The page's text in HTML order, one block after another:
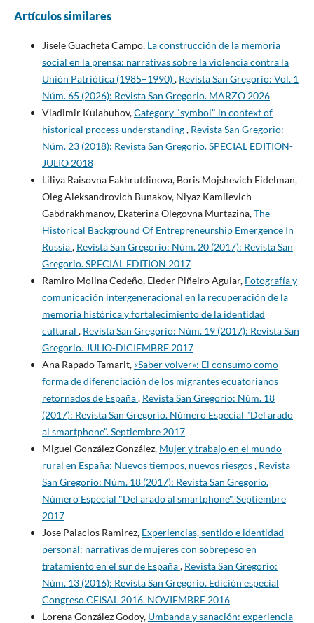
Artículos similares
Jisele Guacheta Campo, La construcción de la memoria
social en la prensa: narrativas sobre la violencia contra la
Unión Patriótica (1985–1990), Revista San Gregorio: Vol. 1
Núm. 65 (2026): Revista San Gregorio. MARZO 2026
Vladimir Kulabuhov,Сategory "symbol" in context of
historical process understanding, Revista San Gregorio:
Núm. 23 (2018): Revista San Gregorio. SPECIAL EDITION-
JULIO 2018
Liliya Raisovna Fakhrutdinova, Boris Mojshevich Eidelman,
Oleg Aleksandrovich Bunakov, Niyaz Kamilevich
Gabdrakhmanov, Ekaterina Olegovna Murtazina,The
Historical Background Of Entrepreneurship Emergence In
Russia, Revista San Gregorio: Núm. 20 (2017): Revista San
Gregorio. SPECIAL EDITION 2017
Ramiro Molina Cedeño, Eleder Piñeiro Aguiar, Fotografía y
comunicación intergeneracional en la recuperación de la
memoria histórica y fortalecimiento de la identidad
cultural , Revista San Gregorio: Núm. 19 (2017): Revista San
Gregorio. JULIO-DICIEMBRE 2017
Ana Rapado Tamarit, «Saber volver»: El consumo como
forma de diferenciación de los migrantes ecuatorianos
retornados de España, Revista San Gregorio: Núm. 18
(2017): Revista San Gregorio. Número Especial "Del arado
al smartphone". Septiembre 2017
Miguel González González, Mujer y trabajo en el mundo
rural en España: Nuevos tiempos, nuevos riesgos, Revista
San Gregorio: Núm. 18 (2017): Revista San Gregorio.
Número Especial "Del arado al smartphone". Septiembre
2017
Jose Palacios Ramirez, Experiencias, sentido e identidad
personal: narrativas de mujeres con sobrepeso en
tratamiento en el sur de España, Revista San Gregorio:
Núm. 13 (2016): Revista San Gregorio. Edición especial
Congreso CEISAL 2016. NOVIEMBRE 2016
Lorena González Godoy, Umbanda y sanación: experiencia